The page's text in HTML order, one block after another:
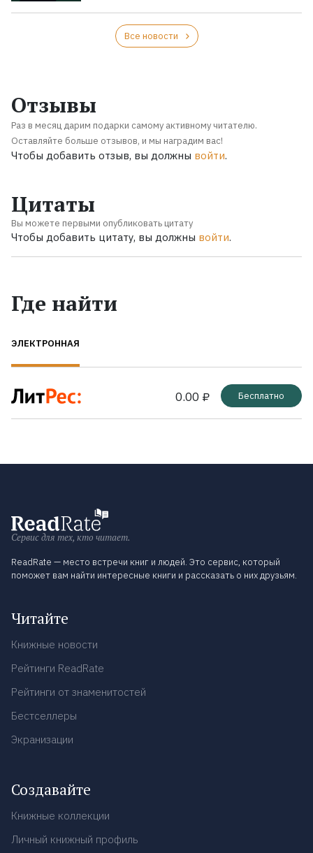
Все новости
Отзывы
Раз в месяц дарим подарки самому активному читателю.
Оставляйте больше отзывов, и мы наградим вас!
Чтобы добавить отзыв, вы должны войти.
Цитаты
Вы можете первыми опубликовать цитату
Чтобы добавить цитату, вы должны войти.
Где найти
ЭЛЕКТРОННАЯ
0.00 ₽ Бесплатно
Сервис для тех, кто читает.
ReadRate — место встречи книг и людей. Это сервис, который
поможет вам найти интересные книги и рассказать о них друзьям.
Читайте
Книжные новости
Рейтинги ReadRate
Рейтинги от знаменитостей
Бестселлеры
Экранизации
Создавайте
Книжные коллекции
Личный книжный профиль